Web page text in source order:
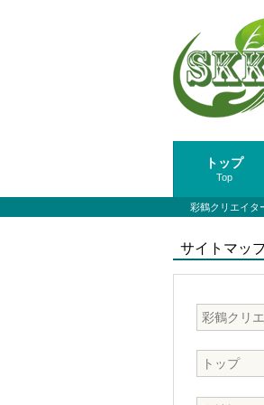
トップ
Top
彩鶴クリエイタ
サイトマッ
彩鶴クリ
トップ